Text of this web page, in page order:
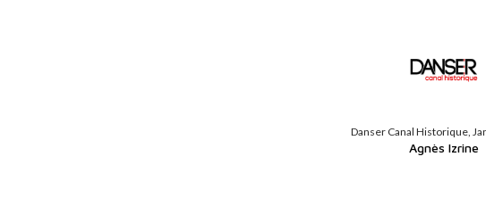
Danser Canal Historique,
Agnès Izrine